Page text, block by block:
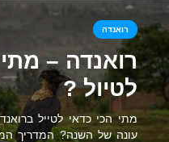
רואנדה
רואנדה –
לטיול ?
מתי הכי כדאי לטייל
עונה של השנה? המדריך